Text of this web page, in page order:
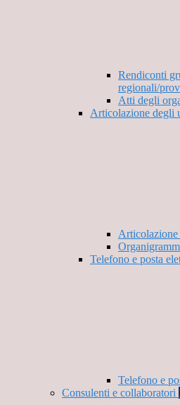
Rendiconti
regionali/
Atti degli
Articolazione degli
Telefono e posta
Telefono e
Consulenti e collaboratori